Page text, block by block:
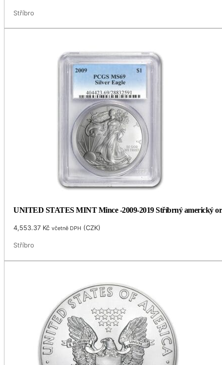
Stříbro
UNITED STATES MINT Mince -2009-2019 Stříbrný americký
4,553.37 Kč včetně DPH (CZK)
Stříbro